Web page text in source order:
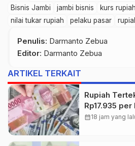
Bisnis Jambi
jambi bisnis kurs rupiah
nilai tukar rupiah
pelaku pasar
Penulis: Darmanto Zebua
Editor: Darmanto Zebua
ARTIKEL TERKAIT
Rupiah
Rp17.935
calendar_month18 jam yang